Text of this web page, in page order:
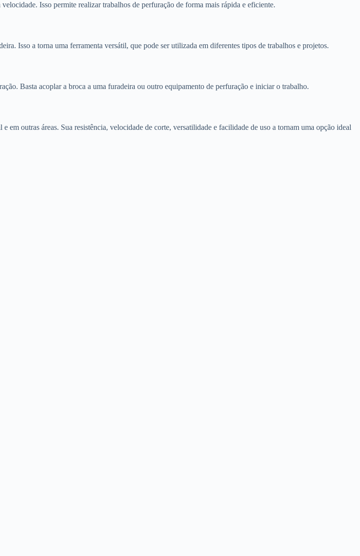
Isso permite realizar trabalhos de perfuração de forma mais rápida e eficiente.
Isso a torna uma ferramenta versátil, que pode ser utilizada em diferentes tipos de trabalhos e projetos.
Basta acoplar a broca a uma furadeira ou outro equipamento de perfuração e iniciar o trabalho.
em outras áreas. Sua resistência, velocidade de corte, versatilidade e facilidade de uso a tornam uma opção ideal